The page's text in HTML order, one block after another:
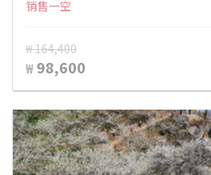
销售一空
₩ 164,400
₩ 98,600